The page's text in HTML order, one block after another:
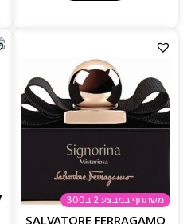
משתתף במבצע 2 ב300
SALVATORE FERRAGAMO